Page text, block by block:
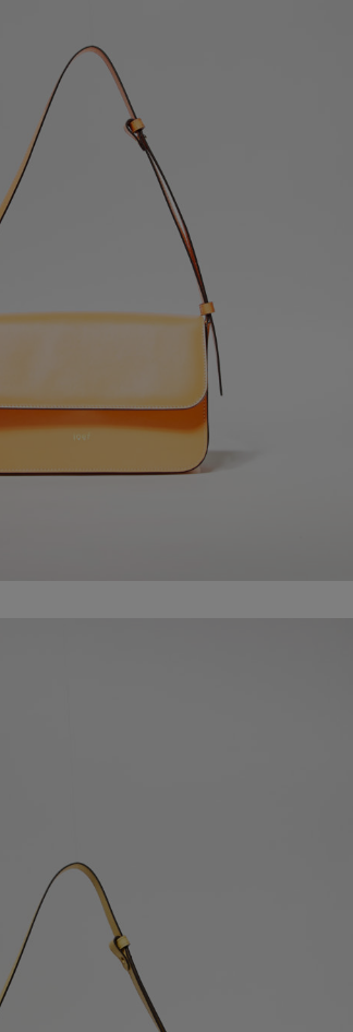
SPALLA IN PELLE LISCIA ALBICOCCA
PROPORZIONI EQUILIBRATE E UNA SILHOUETTE
ACCOMPAGNARE LA QUOTIDIANITÀ CON ELEGANZA.
A SPALLA IN PELLE LISCIA GIALLA
CHE UNISCE LINEE ESSENZIALI, PROPORZIONI
RAFFINATA PENSATA PER ACCOMPAGNARE LA
CON ELEGANZA.